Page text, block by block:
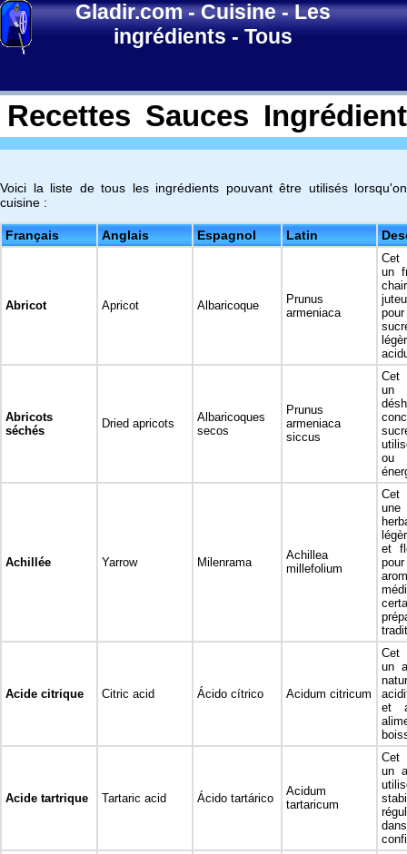
Gladir.com-Cuisine-Les
ingrédients -Tous
Recettes Sauces
Voici la liste de tous les ingrédients pouvant être utilisés lorsqu'on
cuisine :
Français Anglais Espagnol Latin
Abricot Apricot Albaricoque
Prunus
armeniaca
Cet
un
Abricots
séchés
Dried apricots
Albaricoques
secos
Prunus
armeniaca
siccus
Cet
ou
Achillée Yarrow Milenrama
Achillea
millefolium
Cet
et
Acide citrique Citric acid Ácido cítrico Acidum citricum
Cet
un
et
Acide tartrique Tartaric acid Ácido tartárico
Acidum
tartaricum
Cet
un